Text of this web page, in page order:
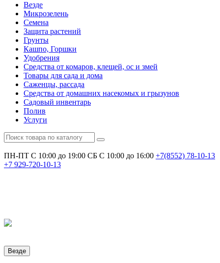
Везде
Микрозелень
Семена
Защита растений
Грунты
Кашпо, Горшки
Удобрения
Средства от комаров, клещей, ос и змей
Товары для сада и дома
Саженцы, рассада
Средства от домашних насекомых и грызунов
Садовый инвентарь
Полив
Услуги
ПН-ПТ С 10:00 до 19:00 СБ С 10:00 до 16:00 +7(8552) 78-10-13
+7 929-720-10-13
Везде